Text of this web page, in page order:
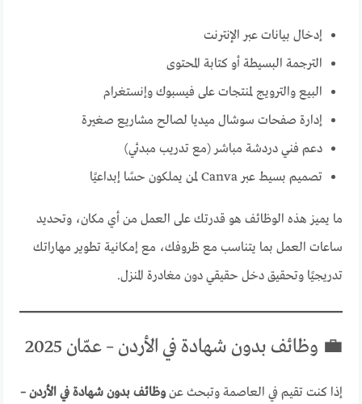
إدخال بيانات عبر الإنترنت
الترجمة البسيطة أو كتابة المحتوى
البيع والترويج لمنتجات على فيسبوك وإنستغرام
إدارة صفحات سوشال ميديا لصالح مشاريع صغيرة
دعم فني دردشة مباشر (مع تدريب مبدئي)
تصميم بسيط عبر Canva لمن يملكون حسًا إبداعيًا
ما يميز هذه الوظائف هو قدرتك على العمل من أي مكان، وتحديد
ساعات العمل بما يتناسب مع ظروفك، مع إمكانية تطوير مهاراتك
تدريجيًا وتحقيق دخل حقيقي دون مغادرة المنزل.
💼 وظائف بدون شهادة في الأردن – عمّان 2025
إذا كنت تقيم في العاصمة وتبحث عنوظائف بدون شهادة في الأردن –